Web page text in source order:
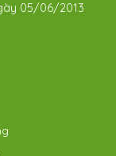
05/06/2013